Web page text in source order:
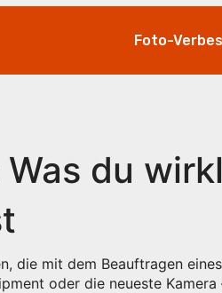
Foto-
du
die mit dem Beauftragen
oder die neueste